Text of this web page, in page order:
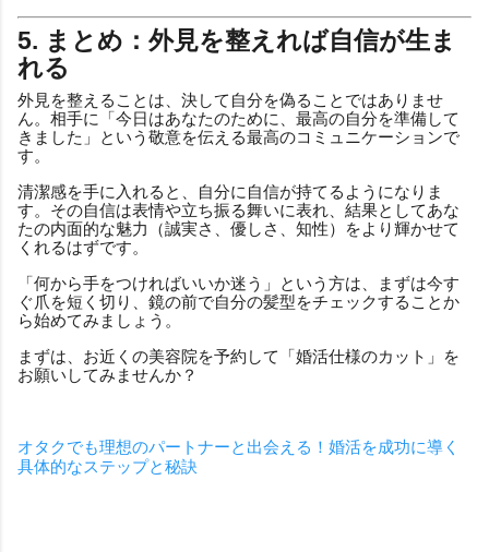
5. まとめ：外見を整えれば自信が生ま
れる
外見を整えることは、決して自分を偽ることではありませ
ん。相手に「今日はあなたのために、最高の自分を準備して
きました」という敬意を伝える最高のコミュニケーションで
す。
清潔感を手に入れると、自分に自信が持てるようになりま
す。その自信は表情や立ち振る舞いに表れ、結果としてあな
たの内面的な魅力（誠実さ、優しさ、知性）をより輝かせて
くれるはずです。
「何から手をつければいいか迷う」という方は、まずは今す
ぐ爪を短く切り、鏡の前で自分の髪型をチェックすることか
ら始めてみましょう。
まずは、お近くの美容院を予約して「婚活仕様のカット」を
お願いしてみませんか？
オタクでも理想のパートナーと出会える！婚活を成功に導く
具体的なステップと秘訣